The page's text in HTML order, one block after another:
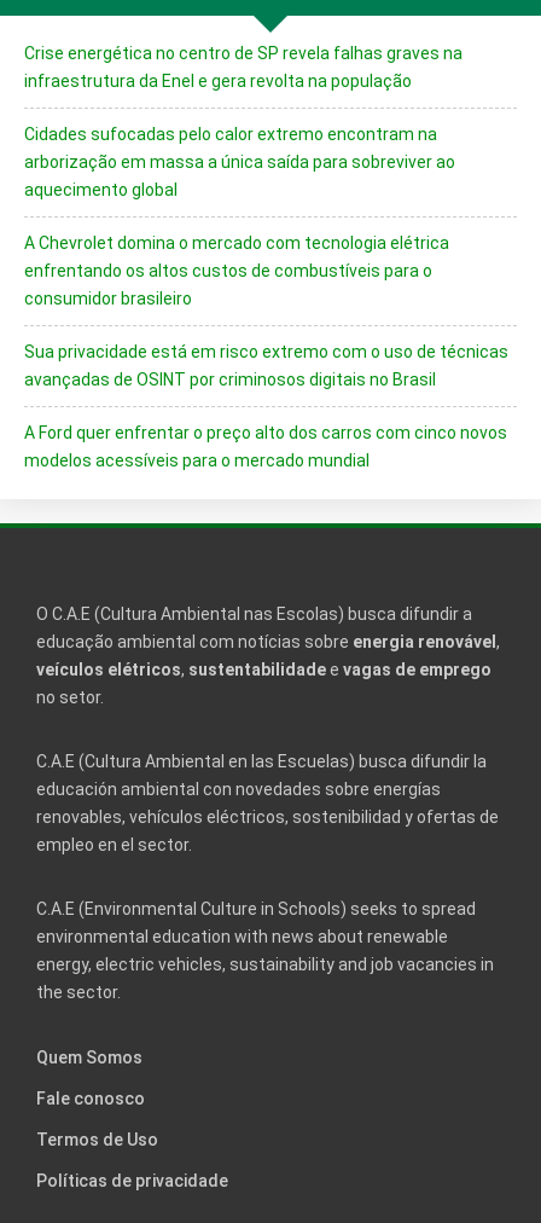
Crise energética no centro de SP revela falhas graves na
infraestrutura da Enel e gera revolta na população
Cidades sufocadas pelo calor extremo encontram na
arborização em massa a única saída para sobreviver ao
aquecimento global
A Chevrolet domina o mercado com tecnologia elétrica
enfrentando os altos custos de combustíveis para o
consumidor brasileiro
Sua privacidade está em risco extremo com o uso de técnicas
avançadas de OSINT por criminosos digitais no Brasil
A Ford quer enfrentar o preço alto dos carros com cinco novos
modelos acessíveis para o mercado mundial
O C.A.E (Cultura Ambiental nas Escolas) busca difundir a
educação ambiental com notícias sobre energia renovável ,
veículos elétricos, sustentabilidadee vagas de emprego
no setor.
C.A.E (Cultura Ambiental en las Escuelas) busca difundir la
educación ambiental con novedades sobre energías
renovables, vehículos eléctricos, sostenibilidad y ofertas de
empleo en el sector.
C.A.E (Environmental Culture in Schools) seeks to spread
environmental education with news about renewable
energy, electric vehicles, sustainability and job vacancies in
the sector.
Quem Somos
Fale conosco
Termos de Uso
Políticas de privacidade